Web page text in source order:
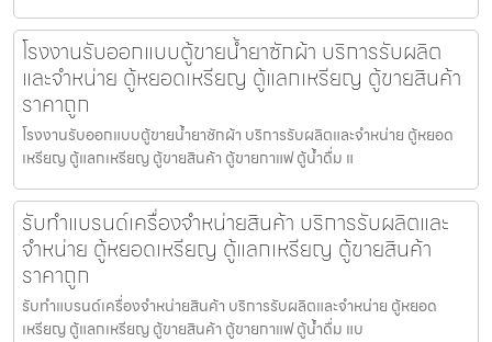
โรงงานรับออกแบบตู้ขายน้ำยาซักผ้า บริการรับผลิต
และจำหน่าย ตู้หยอดเหรียญ ตู้แลกเหรียญ ตู้ขายสินค้า
ราคาถูก
โรงงานรับออกแบบตู้ขายน้ำยาซักผ้า บริการรับผลิตและจำหน่าย ตู้หยอด
เหรียญ ตู้แลกเหรียญ ตู้ขายสินค้า ตู้ขายกาแฟ ตู้น้ำดื่ม แ
รับทำแบรนด์เครื่องจำหน่ายสินค้า บริการรับผลิตและ
จำหน่าย ตู้หยอดเหรียญ ตู้แลกเหรียญ ตู้ขายสินค้า
ราคาถูก
รับทำแบรนด์เครื่องจำหน่ายสินค้า บริการรับผลิตและจำหน่าย ตู้หยอด
เหรียญ ตู้แลกเหรียญ ตู้ขายสินค้า ตู้ขายกาแฟ ตู้น้ำดื่ม แบ